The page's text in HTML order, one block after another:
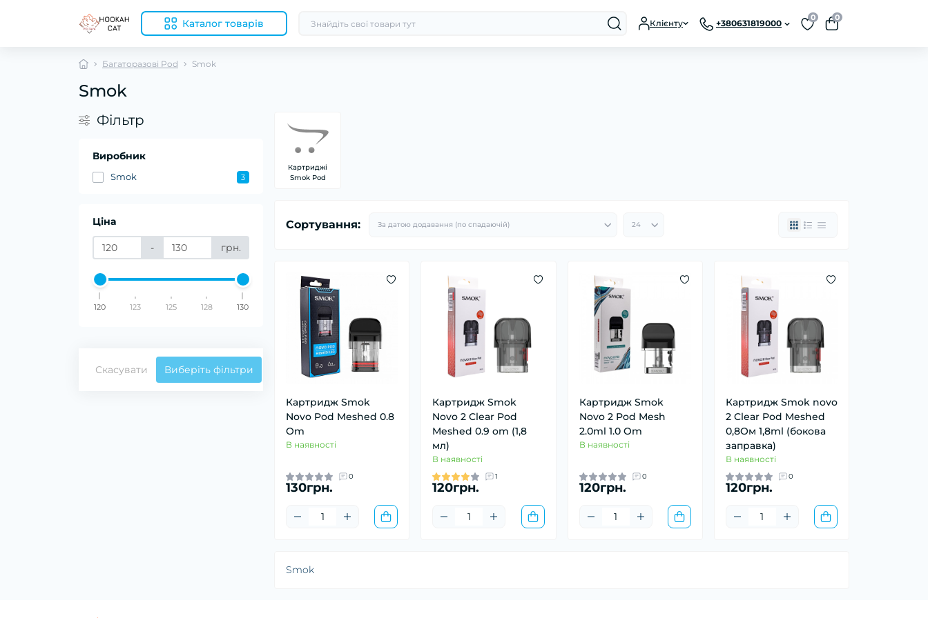
Каталог товарів Клієнту +380631819000
0 0
Багаторазові Pod Smok
Smok
Фільтр
Виробник
Smok 3
Ціна
- грн.
120 123 125 128 130
Скасувати Виберіть фільтри
Картриджі
Smok Pod
Сортування:
Картридж Smok
Novo Pod Meshed 0.8
Om
В наявності
0
130грн.
Картридж Smok
Novo 2 Clear Pod
Meshed 0.9 om (1,8
мл)
В наявності
1
120грн.
Картридж Smok
Novo 2 Pod Mesh
2.0ml 1.0 Om
В наявності
0
120грн.
Картридж Smok novo
2 Clear Pod Meshed
0,8Ом 1,8ml (бокова
заправка)
В наявності
0
120грн.
Smok